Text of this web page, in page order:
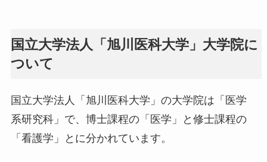
国立大学法人「旭川医科大学」大学院に
ついて
国立大学法人「旭川医科大学」の大学院は「医学
系研究科」で、博士課程の「医学」と修士課程の
「看護学」とに分かれています。